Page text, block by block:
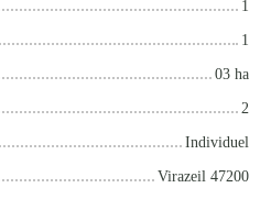
1
1
03 ha
2
Individuel
Virazeil 47200